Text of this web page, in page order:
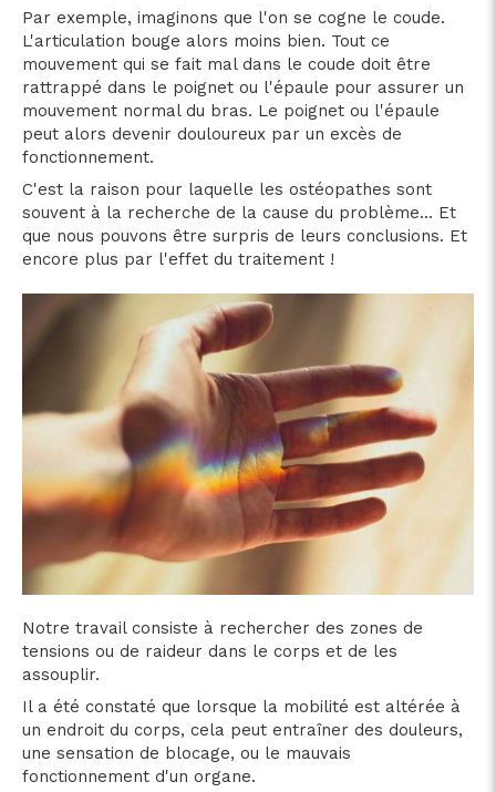
Par exemple, imaginons que l'on se cogne le coude.
L'articulation bouge alors moins bien. Tout ce
mouvement qui se fait mal dans le coude doit être
rattrappé dans le poignet ou l'épaule pour assurer un
mouvement normal du bras. Le poignet ou l'épaule
peut alors devenir douloureux par un excès de
fonctionnement.
C'est la raison pour laquelle les ostéopathes sont
souvent à la recherche de la cause du problème... Et
que nous pouvons être surpris de leurs conclusions. Et
encore plus par l'effet du traitement !
Notre travail consiste à rechercher des zones de
tensions ou de raideur dans le corps et de les
assouplir.
Il a été constaté que lorsque la mobilité est altérée à
un endroit du corps, cela peut entraîner des douleurs,
une sensation de blocage, ou le mauvais
fonctionnement d'un organe.